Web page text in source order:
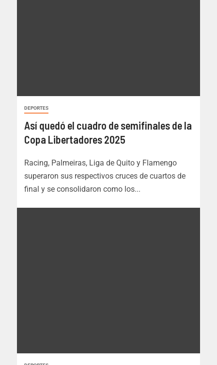
DEPORTES
Así quedó el cuadro de semifinales de la
Copa Libertadores 2025
Racing, Palmeiras, Liga de Quito y Flamengo
superaron sus respectivos cruces de cuartos de
final y se consolidaron como los...